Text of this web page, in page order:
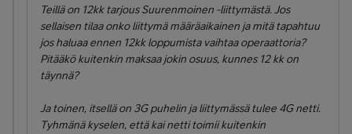
Teillä on 12kk tarjous Suurenmoinen -liittymästä. Jos
sellaisen tilaa onko liittymä määräaikainen ja mitä tapahtuu
jos haluaa ennen 12kk loppumista vaihtaa operaattoria?
Pitääkö kuitenkin maksaa jokin osuus, kunnes 12 kk on
täynnä?
Ja toinen, itsellä on 3G puhelin ja liittymässä tulee 4G netti.
Tyhmänä kyselen, että kai netti toimii kuitenkin